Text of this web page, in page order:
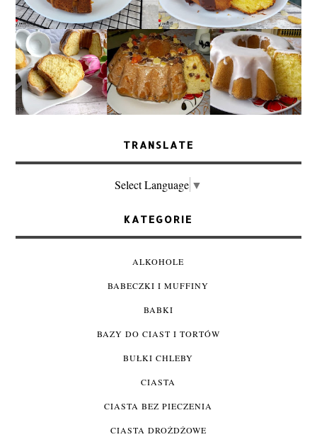
TRANSLATE
Select Language ▼
KATEGORIE
ALKOHOLE
BABECZKI I MUFFINY
BABKI
BAZY DO CIAST I TORTÓW
BUŁKI CHLEBY
CIASTA
CIASTA BEZ PIECZENIA
CIASTA DROŻDŻOWE